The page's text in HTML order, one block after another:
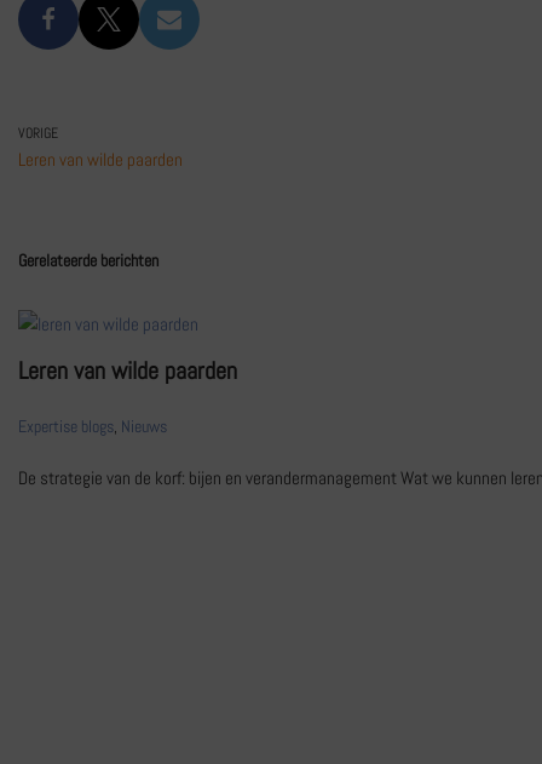
VORIGE
Leren van wilde paarden
Gerelateerde berichten
Leren van wilde paarden
Expertise blogs, Nieuws
De strategie van de korf: bijen en verandermanagement Wat we kunnen